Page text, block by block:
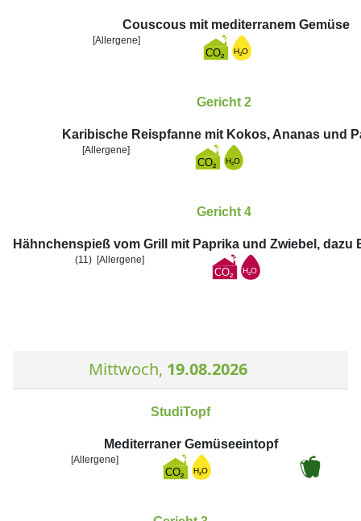
Couscous mit mediterranem Gemüse
[Allergene]
Gericht 2
Karibische Reispfanne mit Kokos, Ananas und
[Allergene]
Gericht 4
Hähnchenspieß vom Grill mit Paprika und Zwiebel, dazu
(11) [Allergene]
Mittwoch, 19.08.2026
StudiTopf
Mediterraner Gemüseeintopf
[Allergene]